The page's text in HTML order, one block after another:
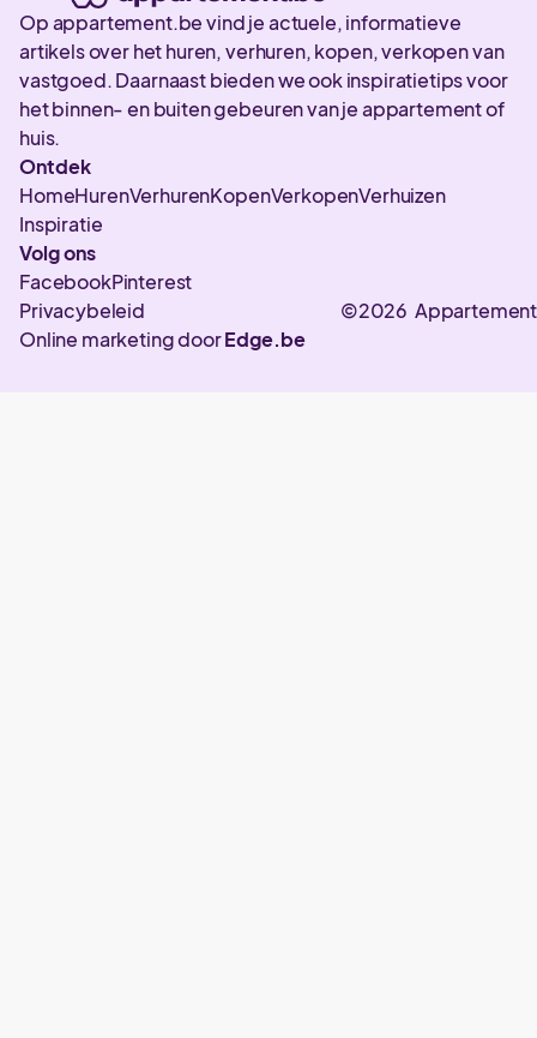
Op appartement.be vind je actuele, informatieve
artikels over het huren, verhuren, kopen, verkopen van
vastgoed. Daarnaast bieden we ook inspiratietips voor
het binnen- en buiten gebeuren van je appartement of
huis.
Ontdek
HomeHurenVerhurenKopenVerkopenVerhuizen
Inspiratie
Volg ons
FacebookPinterest
©2026
Privacybeleid
Online marketing doorEdge.be